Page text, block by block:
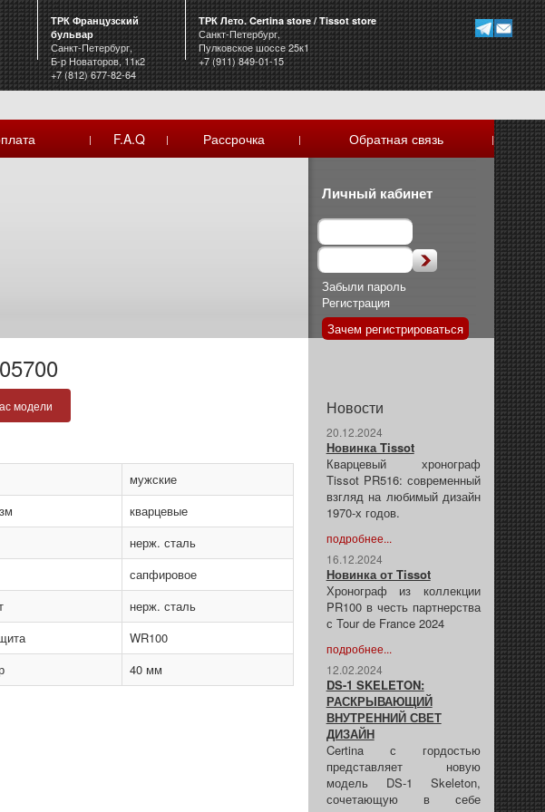
ТРК Французский
бульвар
Санкт-Петербург,
Б-р Новаторов, 11к2
+7 (812) 677-82-64
ТРК Лето. Certina store / Tissot store
Санкт-Петербург,
Пулковское шоссе 25к1
+7 (911) 849-01-15
| F.A.Q | Рассрочка | Обратная связь |
модели
мужские
кварцевые
нерж. сталь
сапфировое
нерж. сталь
WR100
40 мм
Личный кабинет
Забыли пароль
Регистрация
Зачем регистрироваться
Новости
20.12.2024
Новинка Tissot
Кварцевый хронограф
Tissot PR516: современный
взгляд на любимый дизайн
1970-х годов.
подробнее...
16.12.2024
Новинка от Tissot
Хронограф из коллекции
PR100 в честь партнерства
с Tour de France 2024
подробнее...
12.02.2024
DS-1 SKELETON:
РАСКРЫВАЮЩИЙ
ВНУТРЕННИЙ СВЕТ
ДИЗАЙН
Certina с гордостью
представляет новую
модель DS-1 Skeleton,
сочетающую в себе